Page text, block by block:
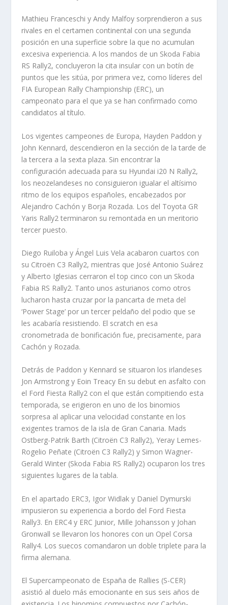
Mathieu Franceschi y Andy Malfoy sorprendieron a sus
rivales en el certamen continental con una segunda
posición en una superficie sobre la que no acumulan
excesiva experiencia. A los mandos de un Skoda Fabia
RS Rally2, concluyeron la cita insular con un botín de
puntos que les sitúa, por primera vez, como líderes del
FIA European Rally Championship (ERC), un
campeonato para el que ya se han confirmado como
candidatos al título.
Los vigentes campeones de Europa, Hayden Paddon y
John Kennard, descendieron en la sección de la tarde de
la tercera a la sexta plaza. Sin encontrar la
configuración adecuada para su Hyundai i20 N Rally2,
los neozelandeses no consiguieron igualar el altísimo
ritmo de los equipos españoles, encabezados por
Alejandro Cachón y Borja Rozada. Los del Toyota GR
Yaris Rally2 terminaron su remontada en un meritorio
tercer puesto.
Diego Ruiloba y Ángel Luis Vela acabaron cuartos con
su Citroën C3 Rally2, mientras que José Antonio Suárez
y Alberto Iglesias cerraron el top cinco con un Skoda
Fabia RS Rally2. Tanto unos asturianos como otros
lucharon hasta cruzar por la pancarta de meta del
‘Power Stage’ por un tercer peldaño del podio que se
les acabaría resistiendo. El scratch en esa
cronometrada de bonificación fue, precisamente, para
Cachón y Rozada.
Detrás de Paddon y Kennard se situaron los irlandeses
Jon Armstrong y Eoin Treacy En su debut en asfalto con
el Ford Fiesta Rally2 con el que están compitiendo esta
temporada, se erigieron en uno de los binomios
sorpresa al aplicar una velocidad constante en los
exigentes tramos de la isla de Gran Canaria. Mads
Ostberg-Patrik Barth (Citroën C3 Rally2), Yeray Lemes-
Rogelio Peñate (Citroën C3 Rally2) y Simon Wagner-
Gerald Winter (Skoda Fabia RS Rally2) ocuparon los tres
siguientes lugares de la tabla.
En el apartado ERC3, Igor Widlak y Daniel Dymurski
impusieron su experiencia a bordo del Ford Fiesta
Rally3. En ERC4 y ERC Junior, Mille Johansson y Johan
Gronwall se llevaron los honores con un Opel Corsa
Rally4. Los suecos comandaron un doble triplete para la
firma alemana.
El Supercampeonato de España de Rallies (S-CER)
asistió al duelo más emocionante en sus seis años de